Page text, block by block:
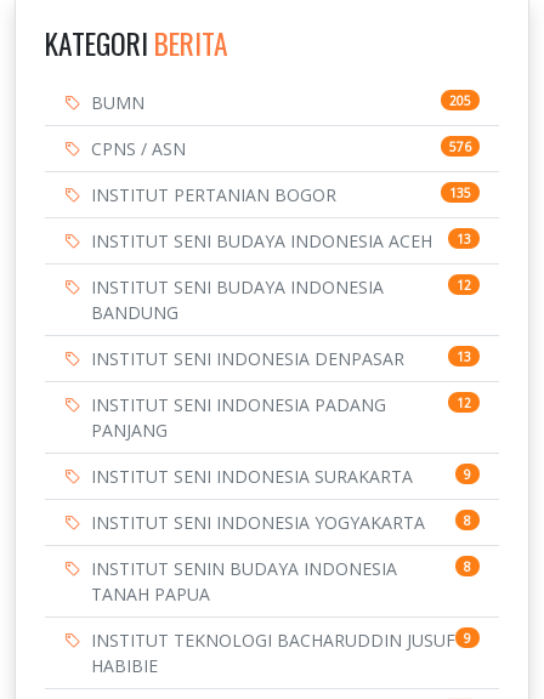
KATEGORI BERITA
BUMN 205
CPNS / ASN 576
INSTITUT PERTANIAN BOGOR 135
INSTITUT SENI BUDAYA INDONESIA ACEH 13
INSTITUT SENI BUDAYA INDONESIA
BANDUNG
12
INSTITUT SENI INDONESIA DENPASAR 13
INSTITUT SENI INDONESIA PADANG
PANJANG
12
INSTITUT SENI INDONESIA SURAKARTA 9
INSTITUT SENI INDONESIA YOGYAKARTA 8
INSTITUT SENIN BUDAYA INDONESIA
TANAH PAPUA
8
INSTITUT TEKNOLOGI BACHARUDDIN JUSUF
HABIBIE
9